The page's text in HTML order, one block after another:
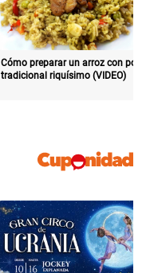
Cómo preparar un arroz con pollo
tradicional riquísimo (VIDEO)